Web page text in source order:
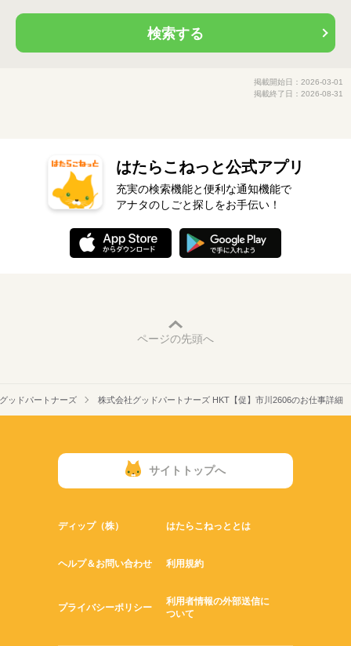
検索する
掲載開始日：2026-03-01
掲載終了日：2026-08-31
はたらこねっと公式アプリ
充実の検索機能と便利な通知機能で
アナタのしごと探しをお手伝い！
ページの先頭へ
ッドパートナーズ 株式会社グッドパートナーズ HKT【促】市川2606のお仕事詳細
サイトトップへ
ディップ（株） はたらこねっととは
ヘルプ＆お問い合わせ 利用規約
プライバシーポリシー
利用者情報の外部送信に
ついて